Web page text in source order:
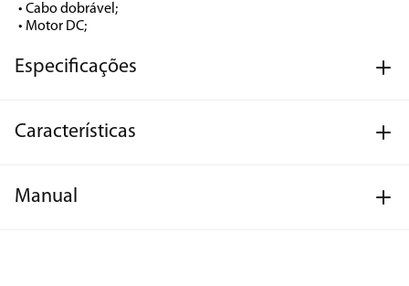
• Cabo dobrável;
• Motor DC;
Especificações
Características
Manual